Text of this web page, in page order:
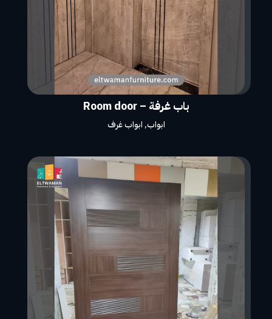
باب غرفة – Room door
ابواب, ابواب غرف